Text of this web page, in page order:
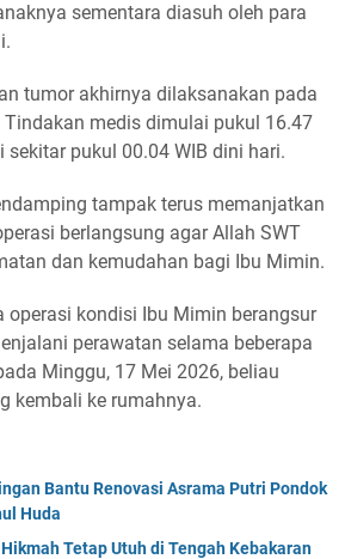
sementara diasuh oleh para
tumor akhirnya dilaksanakan pada
Tindakan medis dimulai pukul 16.47
sekitar pukul 00.04 WIB dini hari.
tampak terus memanjatkan
berlangsung agar Allah SWT
dan kemudahan bagi Ibu Mimin.
operasi kondisi Ibu Mimin berangsur
perawatan selama beberapa
Minggu, 17 Mei 2026, beliau
kembali ke rumahnya.
Bantu Renovasi Asrama Putri Pondok
Huda
Tetap Utuh di Tengah Kebakaran